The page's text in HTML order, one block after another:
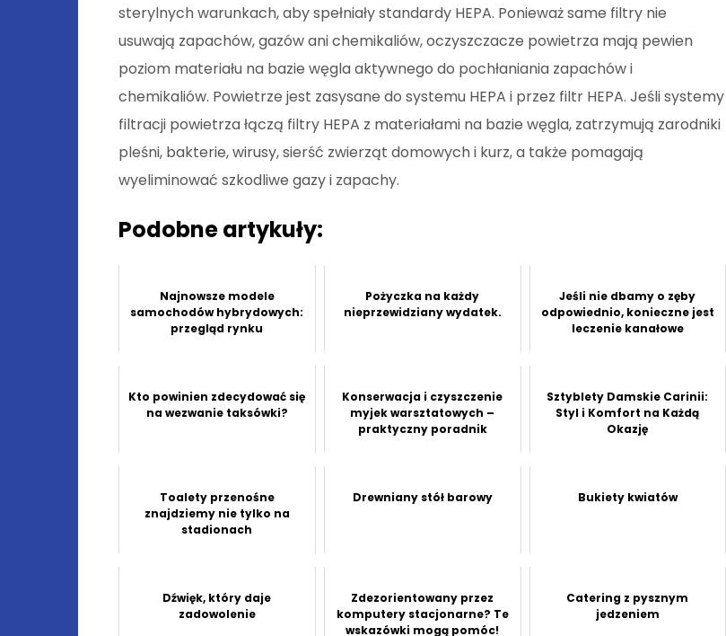
sterylnych warunkach, aby spełniały standardy HEPA. Ponieważ same filtry nie
usuwają zapachów, gazów ani chemikaliów, oczyszczacze powietrza mają pewien
poziom materiału na bazie węgla aktywnego do pochłaniania zapachów i
chemikaliów. Powietrze jest zasysane do systemu HEPA i przez filtr HEPA. Jeśli systemy
filtracji powietrza łączą filtry HEPA z materiałami na bazie węgla, zatrzymują zarodniki
pleśni, bakterie, wirusy, sierść zwierząt domowych i kurz, a także pomagają
wyeliminować szkodliwe gazy i zapachy.
Podobne artykuły:
Najnowsze modele
samochodów hybrydowych:
przegląd rynku
Pożyczka na każdy
nieprzewidziany wydatek.
Jeśli nie dbamy o zęby
odpowiednio, konieczne jest
leczenie kanałowe
Kto powinien zdecydować się
na wezwanie taksówki?
Konserwacja i czyszczenie
myjek warsztatowych –
praktyczny poradnik
Sztyblety Damskie Carinii:
Styl i Komfort na Każdą
Okazję
Toalety przenośne
znajdziemy nie tylko na
stadionach
Drewniany stół barowy Bukiety kwiatów
Dźwięk, który daje
zadowolenie
Zdezorientowany przez
komputery stacjonarne? Te
wskazówki mogą pomóc!
Catering z pysznym
jedzeniem